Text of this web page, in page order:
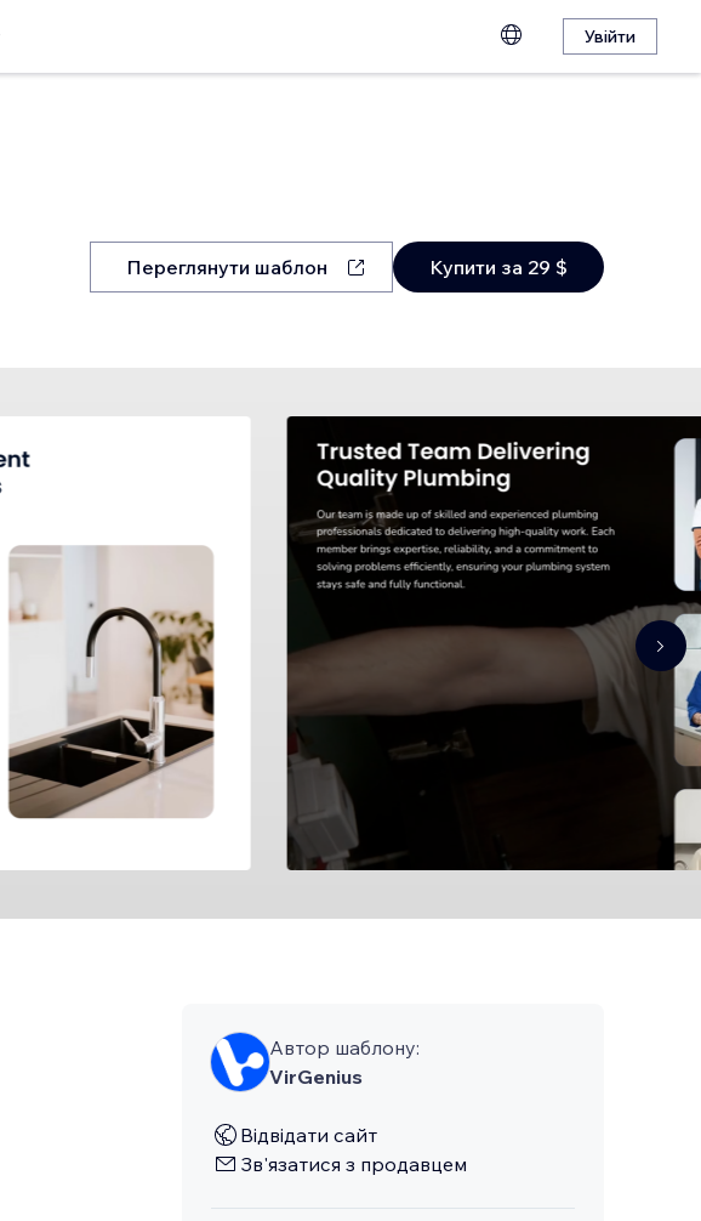
Увійти
Переглянути шаблон Купити за 29 $
Автор шаблону:
VirGenius
Відвідати сайт
Зв'язатися з продавцем